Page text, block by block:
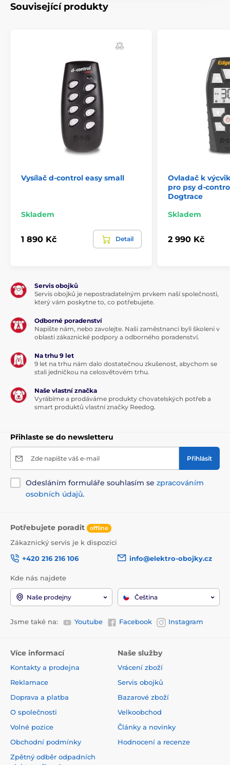
Související produkty
Vysílač d-control easy small
Skladem
1 890 Kč Detail
Ovladač k
pro psy d-
Dogtrace
Skladem
2 990 Kč
Servis obojků
Servis obojků je nepostradatelným prvkem naší společnosti,
který vám poskytne to, co potřebujete.
Odborné poradenství
Napište nám, nebo zavolejte. Naši zaměstnanci byli školeni v
oblasti zákaznické podpory a odborného poradenství.
Na trhu 9 let
9 let na trhu nám dalo dostatečnou zkušenost, abychom se
stali jedničkou na celosvětovém trhu.
Naše vlastní značka
Vyrábíme a prodáváme produkty chovatelských potřeb a
smart produktů vlastní značky Reedog.
Přihlaste se do newsletteru
Zde napište váš e-mail Přihlásit
Odesláním formuláře souhlasím se zpracováním
osobních údajů.
Potřebujete poradit offline
Zákaznický servis je k dispozici
+420 216 216 106
info@elektro-obojky.cz
Kde nás najdete
Naše prodejny Čeština
Jsme také na: Youtube Facebook Instagram
Více informací
Kontakty a prodejna
Reklamace
Doprava a platba
O společnosti
Volné pozice
Obchodní podmínky
Zpětný odběr odpadních
Naše služby
Vrácení zboží
Servis obojků
Bazarové zboží
Velkoobchod
Články a novinky
Hodnocení a recenze